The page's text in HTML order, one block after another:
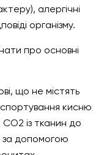
алергічні
організму.
про основні
що не містять
кисню
СО2 із тканин до
за допомогою